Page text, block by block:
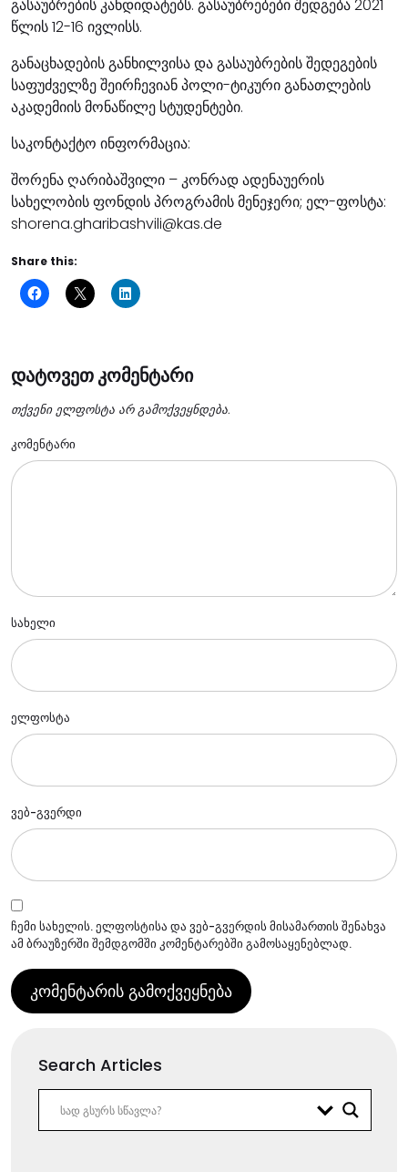
გასაუბრების კანდიდატებს. გასაუბრებები შედგება 2021
წლის 12-16 ივლისს.
განაცხადების განხილვისა და გასაუბრების შედეგების
საფუძველზე შეირჩევიან პოლი-ტიკური განათლების
აკადემიის მონაწილე სტუდენტები.
საკონტაქტო ინფორმაცია:
შორენა ღარიბაშვილი – კონრად ადენაუერის
სახელობის ფონდის პროგრამის მენეჯერი; ელ-ფოსტა:
shorena.gharibashvili@kas.de
Share this:
დატოვეთ კომენტარი
თქვენი ელფოსტა არ გამოქვეყნდება.
კომენტარი
სახელი
ელფოსტა
ვებ-გვერდი
ჩემი სახელის. ელფოსტისა და ვებ-გვერდის მისამართის შენახვა
ამ ბრაუზერში შემდგომში კომენტარებში გამოსაყენებლად.
Search Articles